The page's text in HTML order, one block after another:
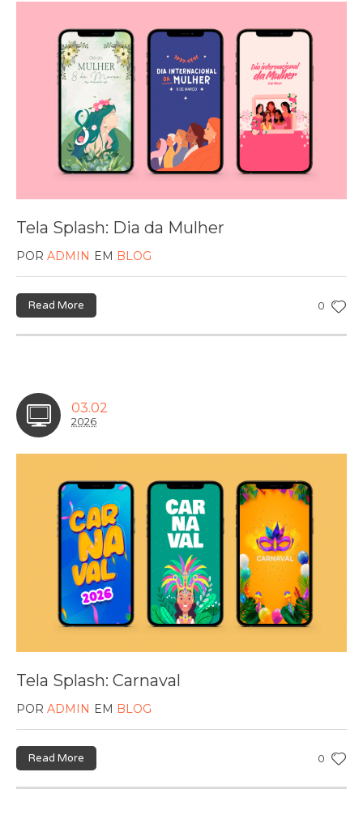
Tela Splash: Dia da Mulher
POR ADMIN EM BLOG
0
Read More
03.02
2026
Tela Splash: Carnaval
POR ADMIN EM BLOG
0
Read More